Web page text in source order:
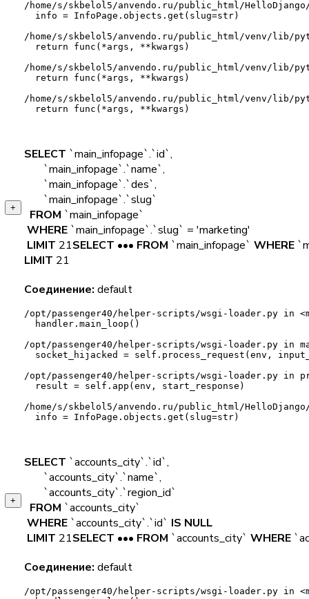
/home/s/skbelol5/anvendo.ru/public_html/
info = InfoPage.objects.get(slug=str)
/home/s/skbelol5/anvendo.ru/public_html/venv/lib/
return func(*args, **kwargs)
/home/s/skbelol5/anvendo.ru/public_html/venv/lib/
return func(*args, **kwargs)
/home/s/skbelol5/anvendo.ru/public_html/venv/lib/
return func(*args, **kwargs)
+
SELECT `main_infopage`.`id`,
`main_infopage`.`name`,
`main_infopage`.`des`,
`main_infopage`.`slug`
FROM `main_infopage`
WHERE `main_infopage`.`slug` = 'marketing'
LIMIT 21SELECT ••• FROM `main_infopage` WHERE
LIMIT 21
Соединение: default
/opt/passenger40/helper-scripts/wsgi-loader.py in
handler.main_loop()
/opt/passenger40/helper-scripts/wsgi-loader.py in
socket_hijacked = self.process_request(env,
/opt/passenger40/helper-scripts/wsgi-loader.py in
result = self.app(env, start_response)
/home/s/skbelol5/anvendo.ru/public_html/
info = InfoPage.objects.get(slug=str)
+
SELECT `accounts_city`.`id`,
`accounts_city`.`name`,
`accounts_city`.`region_id`
FROM `accounts_city`
WHERE `accounts_city`.`id` IS NULL
LIMIT 21SELECT ••• FROM `accounts_city` WHERE
Соединение: default
/opt/passenger40/helper-scripts/wsgi-loader.py in